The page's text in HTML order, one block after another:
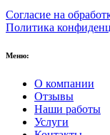
Согласие на
Политика
Меню:
О компании
Отзывы
Наши работы
Услуги